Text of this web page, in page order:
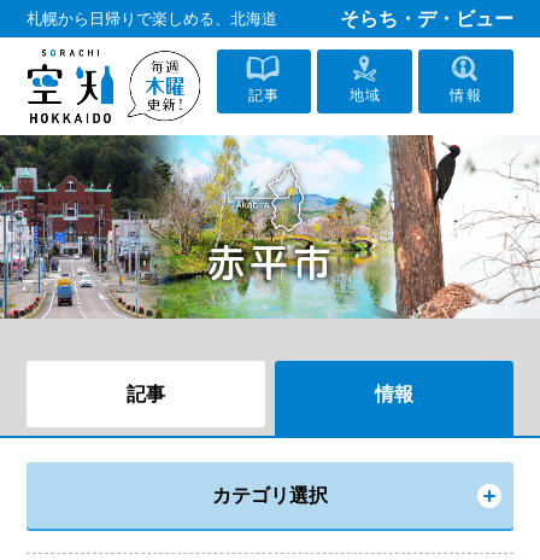
札幌から日帰りで楽しめる、北海道 そらち・デ・ビュー
記事 地域 情報
記事 情報
カテゴリ選択